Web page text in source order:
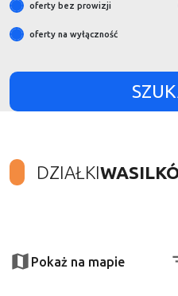
oferty bez prowizji
oferty na wyłączność
DZIAŁKI
−Pokaż na mapie